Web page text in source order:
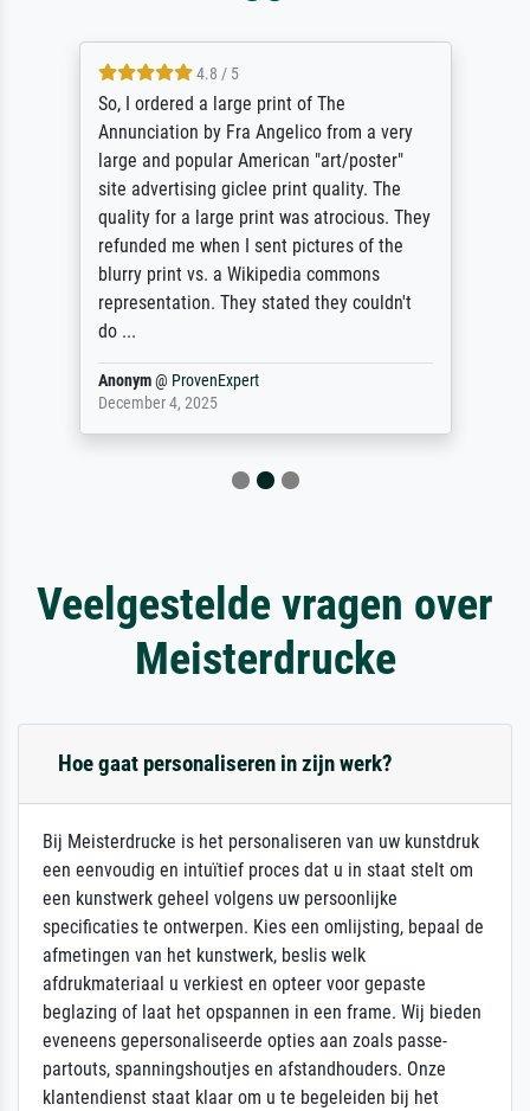
4.8 / 5
So, I ordered a large print of The
Annunciation by Fra Angelico from a very
large and popular American "art/poster"
site advertising giclee print quality. The
quality for a large print was atrocious. They
refunded me when I sent pictures of the
blurry print vs. a Wikipedia commons
representation. They stated they couldn't
do ...
Anonym@ ProvenExpert
December 4, 2025
Veelgestelde vragen over
Meisterdrucke
Hoe gaat personaliseren in zijn werk?
Bij Meisterdrucke is het personaliseren van uw kunstdruk
een eenvoudig en intuïtief proces dat u in staat stelt om
een kunstwerk geheel volgens uw persoonlijke
specificaties te ontwerpen. Kies een omlijsting, bepaal de
afmetingen van het kunstwerk, beslis welk
afdrukmateriaal u verkiest en opteer voor gepaste
beglazing of laat het opspannen in een frame. Wij bieden
eveneens gepersonaliseerde opties aan zoals passe-
partouts, spanningshoutjes en afstandhouders. Onze
klantendienst staat klaar om u te begeleiden bij het